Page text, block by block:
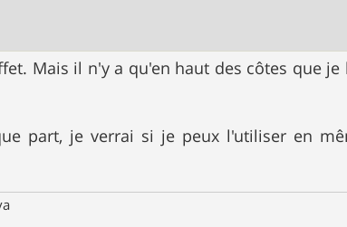
Mais il n'y a qu'en haut des côtes que je
part, je verrai si je peux l'utiliser en